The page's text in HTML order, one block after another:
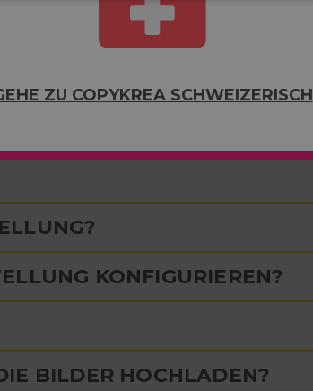
ZU COPYKREA SCHWEIZERISCH
noch einfacher wird.
KONFIGURIEREN?
BILDER HOCHLADEN?